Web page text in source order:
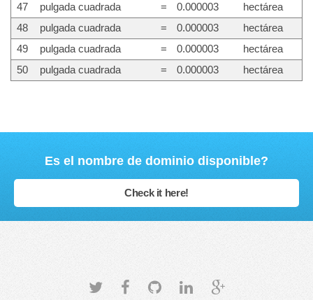
47
pulgada cuadrada = 0.000003
hectárea
48
pulgada cuadrada = 0.000003
hectárea
49
pulgada cuadrada = 0.000003
hectárea
50
pulgada cuadrada = 0.000003 hectárea
Es el nombre de dominio disponible?
Check it here!